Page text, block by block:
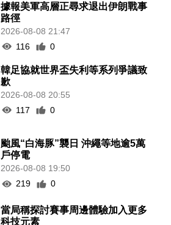
據報美軍高層正尋求退出伊朗戰事
路徑
2026-08-08 21:47
116
0
韓足協就世界盃失利等系列爭議致
歉
2026-08-08 20:55
117
0
颱風“白海豚”襲日 沖繩等地逾5萬
戶停電
2026-08-08 19:50
219
0
當局稱探討賽事周邊體驗加入更多
科技元素